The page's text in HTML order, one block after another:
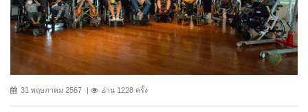
31 พฤษภาคม 2567 อ่าน 1228 ครั้ง